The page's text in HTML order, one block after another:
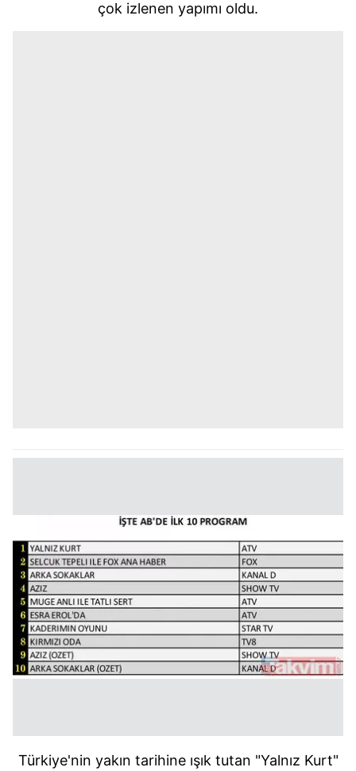
çok izlenen yapımı oldu.
Türkiye'nin yakın tarihine ışık tutan "Yalnız Kurt"